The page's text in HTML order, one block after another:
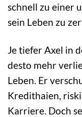
schnell zu einer
sein Leben zu
Je tiefer Axel in
desto mehr
Leben. Er
Kredithaien,
Karriere. Doch